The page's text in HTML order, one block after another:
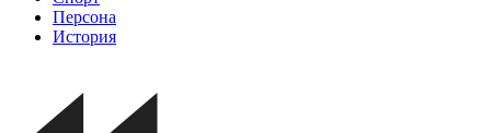
Персона
История